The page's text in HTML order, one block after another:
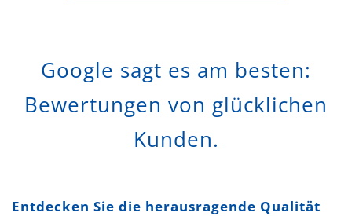
Google sagt es am besten:
Bewertungen von glücklichen
Kunden.
Entdecken Sie die herausragende Qualität